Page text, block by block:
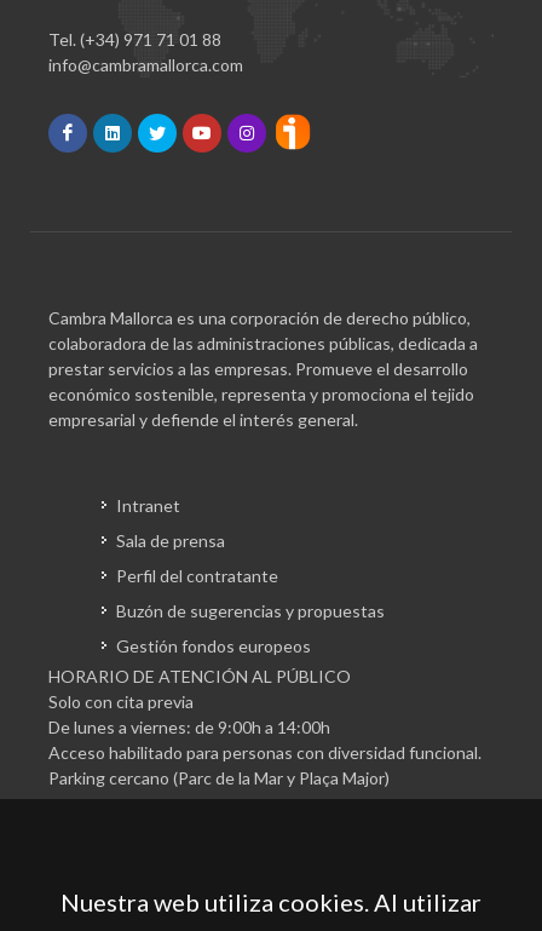
Tel. (+34) 971 71 01 88
info@cambramallorca.com
Cambra Mallorca es una corporación de derecho público,
colaboradora de las administraciones públicas, dedicada a
prestar servicios a las empresas. Promueve el desarrollo
económico sostenible, representa y promociona el tejido
empresarial y defiende el interés general.
Intranet
Sala de prensa
Perfil del contratante
Buzón de sugerencias y propuestas
Gestión fondos europeos
HORARIO DE ATENCIÓN AL PÚBLICO
Solo con cita previa
De lunes a viernes: de 9:00h a 14:00h
Acceso habilitado para personas con diversidad funcional.
Parking cercano (Parc de la Mar y Plaça Major)
Nuestra web utiliza cookies. Al utilizar